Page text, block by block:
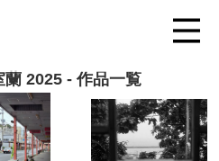
2025 - 作品一覧